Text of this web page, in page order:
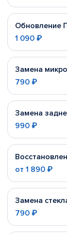
Обновление
1 090 ₽
Замена
790 ₽
Замена
990 ₽
от 1 890 ₽
Замена
790 ₽